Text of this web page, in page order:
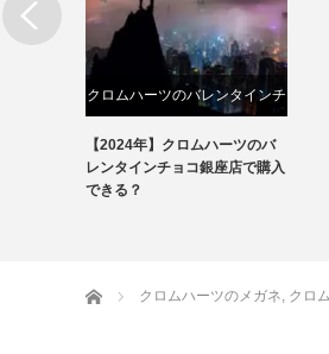
クロムハーツのバレンタインチ
ョコ
【2024年】クロムハーツのバ
レンタインチョコ銀座店で購入
できる？
ホーム クロムハーツのメガネ, クロ